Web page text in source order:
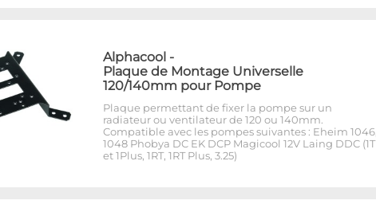
Alphacool -
Plaque de Montage Universelle
120/140mm pour Pompe
Plaque permettant de fixer la pompe sur un
radiateur ou ventilateur de 120 ou 140mm.
Compatible avec les pompes suivantes : Eheim 1046,
1048 Phobya DC EK DCP Magicool 12V Laing DDC (1T
et 1Plus, 1RT, 1RT Plus, 3.25)